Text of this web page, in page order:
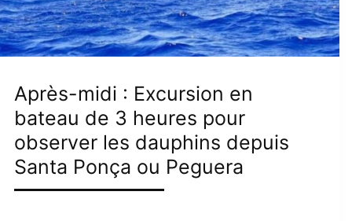
Après-midi : Excursion en
bateau de 3 heures pour
observer les dauphins depuis
Santa Ponça ou Peguera